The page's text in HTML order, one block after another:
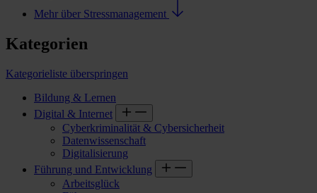
Mehr über Stressmanagement
Kategorien
Kategorieliste überspringen
Bildung & Lernen
Digital & Internet
Cyberkriminalität & Cybersicherheit
Datenwissenschaft
Digitalisierung
Führung und Entwicklung
Arbeitsglück